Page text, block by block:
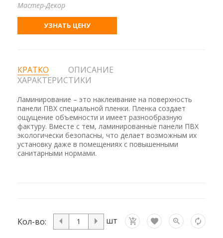
Мастер-Декор
УЗНАТЬ ЦЕНУ
КРАТКО
ОПИСАНИЕ
ХАРАКТЕРИСТИКИ
Ламинирование – это наклеивание на поверхность
панели ПВХ специальной пленки. Пленка создает
ощущение объемности и имеет разнообразную
фактуру. Вместе с тем, ламинированные панели ПВХ
экологически безопасны, что делает возможным их
установку даже в помещениях с повышенными
санитарными нормами.
Кол-во: шт